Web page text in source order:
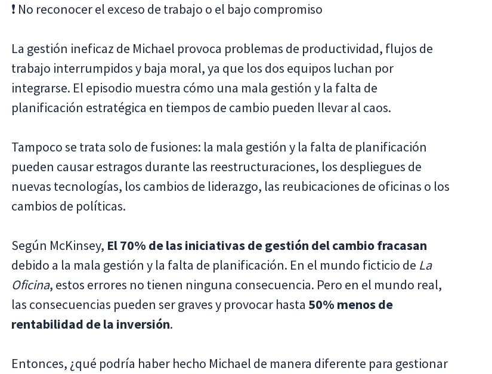
❗ No reconocer el exceso de trabajo o el bajo compromiso
La gestión ineficaz de Michael provoca problemas de productividad, flujos de
trabajo interrumpidos y baja moral, ya que los dos equipos luchan por
integrarse. El episodio muestra cómo una mala gestión y la falta de
planificación estratégica en tiempos de cambio pueden llevar al caos.
Tampoco se trata solo de fusiones: la mala gestión y la falta de planificación
pueden causar estragos durante las reestructuraciones, los despliegues de
nuevas tecnologías, los cambios de liderazgo, las reubicaciones de oficinas o los
cambios de políticas.
Según McKinsey, El 70% de las iniciativas de gestión del cambio fracasan
debido a la mala gestión y la falta de planificación. En el mundo ficticio de La
Oficina, estos errores no tienen ninguna consecuencia. Pero en el mundo real,
las consecuencias pueden ser graves y provocar hasta 50% menos de
rentabilidad de la inversión.
Entonces, ¿qué podría haber hecho Michael de manera diferente para gestionar